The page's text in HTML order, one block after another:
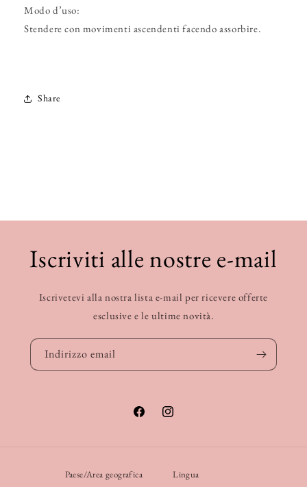
Modo d’uso:
Stendere con movimenti ascendenti facendo assorbire.
Share
Iscriviti alle nostre e-mail
Iscrivetevi alla nostra lista e-mail per ricevere offerte
esclusive e le ultime novità.
Indirizzo email
FacebookInstagram
Paese/Area geografica Lingua